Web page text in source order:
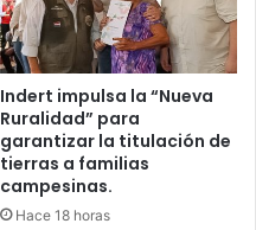
Indert impulsa la “Nueva
Ruralidad” para
garantizar la titulación de
tierras a familias
campesinas.
Hace 18 horas